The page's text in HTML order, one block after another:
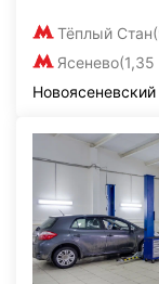
Тёплый Стан
Ясенево
Новоясеневский